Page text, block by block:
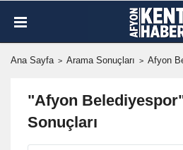
Ana Sayfa Arama Sonuçları Afyon
"Afyon
Sonuçları